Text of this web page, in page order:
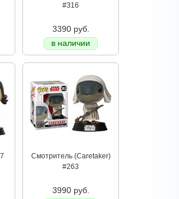
#316
3390 руб.
в наличии
Смотритель (Caretaker)
#263
3990 руб.